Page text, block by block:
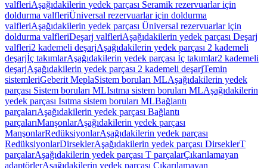
valfleriAşağıdakilerin yedek parçası Seramik rezervuarlar için
doldurma valfleriÜniversal rezervuarlar için doldurma
valfleriAşağıdakilerin yedek parçası Üniversal rezervuarlar için
doldurma valfleriDeşarj valfleriAşağıdakilerin yedek parçası Deşarj
valfleri2 kademeli deşarjAşağıdakilerin yedek parçası 2 kademeli
deşarjİç takımlarAşağıdakilerin yedek parçası İç takımlar2 kademeli
deşarjAşağıdakilerin yedek parçası 2 kademeli deşarjTemin
sistemleriGeberit MeplaSistem boruları MLAşağıdakilerin yedek
parçası Sistem boruları MLIsıtma sistem boruları MLAşağıdakilerin
yedek parçası Isıtma sistem boruları MLBağlantı
parçalarıAşağıdakilerin yedek parçası Bağlantı
parçalarıManşonlarAşağıdakilerin yedek parçası
ManşonlarRedüksiyonlarAşağıdakilerin yedek parçası
RedüksiyonlarDirseklerAşağıdakilerin yedek parçası DirseklerT
parçalarAşağıdakilerin yedek parçası T parçalarÇıkarılamayan
adaptörlerAşağıdakilerin yedek parçası Çıkarılamayan